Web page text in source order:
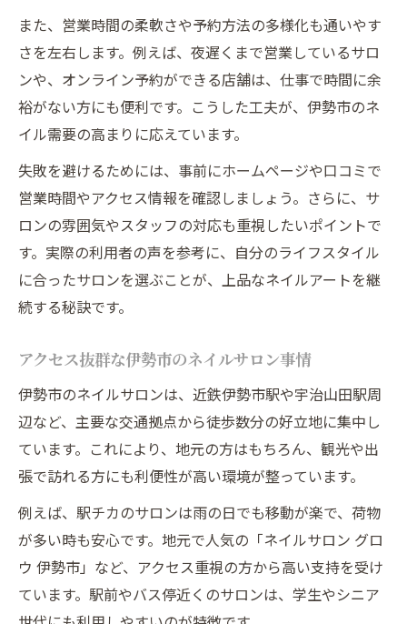
また、営業時間の柔軟さや予約方法の多様化も通いやす
さを左右します。例えば、夜遅くまで営業しているサロ
ンや、オンライン予約ができる店舗は、仕事で時間に余
裕がない方にも便利です。こうした工夫が、伊勢市のネ
イル需要の高まりに応えています。
失敗を避けるためには、事前にホームページや口コミで
営業時間やアクセス情報を確認しましょう。さらに、サ
ロンの雰囲気やスタッフの対応も重視したいポイントで
す。実際の利用者の声を参考に、自分のライフスタイル
に合ったサロンを選ぶことが、上品なネイルアートを継
続する秘訣です。
アクセス抜群な伊勢市のネイルサロン事情
伊勢市のネイルサロンは、近鉄伊勢市駅や宇治山田駅周
辺など、主要な交通拠点から徒歩数分の好立地に集中し
ています。これにより、地元の方はもちろん、観光や出
張で訪れる方にも利便性が高い環境が整っています。
例えば、駅チカのサロンは雨の日でも移動が楽で、荷物
が多い時も安心です。地元で人気の「ネイルサロン グロ
ウ 伊勢市」など、アクセス重視の方から高い支持を受け
ています。駅前やバス停近くのサロンは、学生やシニア